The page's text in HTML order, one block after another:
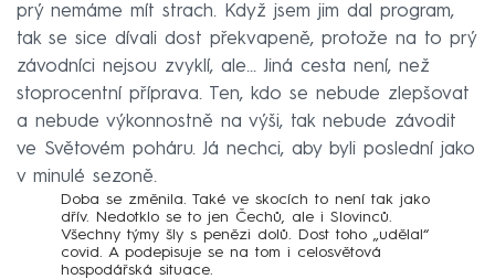
prý nemáme mít strach. Když jsem jim dal program,
tak se sice dívali dost překvapeně, protože na to prý
závodníci nejsou zvyklí, ale… Jiná cesta není, než
stoprocentní příprava. Ten, kdo se nebude zlepšovat
a nebude výkonnostně na výši, tak nebude závodit
ve Světovém poháru. Já nechci, aby byli poslední jako
v minulé sezoně.
Doba se změnila. Také ve skocích to není tak jako
dřív. Nedotklo se to jen Čechů, ale i Slovinců.
Všechny týmy šly s penězi dolů. Dost toho „udělal“
covid. A podepisuje se na tom i celosvětová
hospodářská situace.